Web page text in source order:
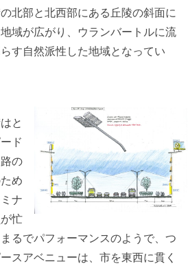
北部と北西部にある丘陵の斜面に
域が広がり、ウランバートルに流
す自然派性した地域となってい
と
ド
の
め
ナ
忙
るでパフォーマンスのようで、つ
スアベニューは、市を東西に貫く